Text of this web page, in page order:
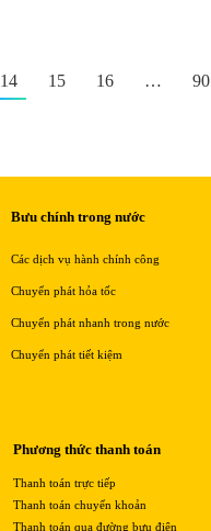
14 15 16 … 90
Bưu chính trong nước
Các dịch vụ hành chính công
Chuyển phát hỏa tốc
Chuyển phát nhanh trong nước
Chuyển phát tiết kiệm
Phương thức thanh toán
Thanh toán trực tiếp
Thanh toán chuyển khoản
Thanh toán qua đường bưu điện